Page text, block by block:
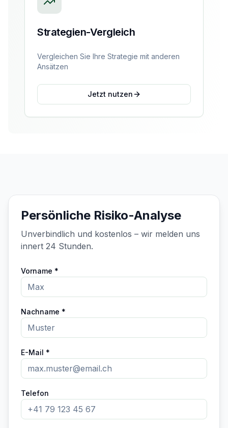
Strategien-Vergleich
Vergleichen Sie Ihre Strategie mit anderen
Ansätzen
Jetzt nutzen
Persönliche Risiko-Analyse
Unverbindlich und kostenlos – wir melden uns
innert 24 Stunden.
Vorname *
Nachname *
E-Mail *
Telefon